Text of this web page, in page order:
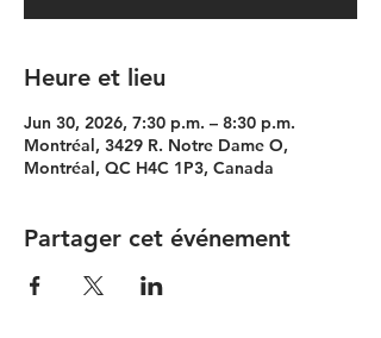
Heure et lieu
Jun 30, 2026, 7:30 p.m. – 8:30 p.m.
Montréal, 3429 R. Notre Dame O,
Montréal, QC H4C 1P3, Canada
Partager cet événement